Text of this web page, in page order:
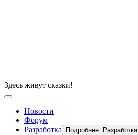
Здесь живут сказки!
Новости
Форум
Разработка
Подробнее: Разработка